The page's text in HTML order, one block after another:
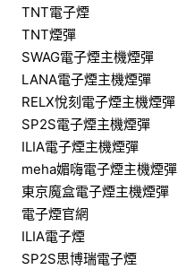
TNT電子煙
TNT煙彈
SWAG電子煙主機煙彈
LANA電子煙主機煙彈
RELX悅刻電子煙主機煙彈
SP2S電子煙主機煙彈
ILIA電子煙主機煙彈
meha媚嗨電子煙主機煙彈
東京魔盒電子煙主機煙彈
電子煙官網
ILIA電子煙
SP2S思博瑞電子煙